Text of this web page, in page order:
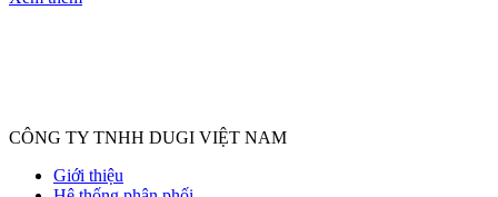
CÔNG TY TNHH DUGI VIỆT NAM
Giới thiệu